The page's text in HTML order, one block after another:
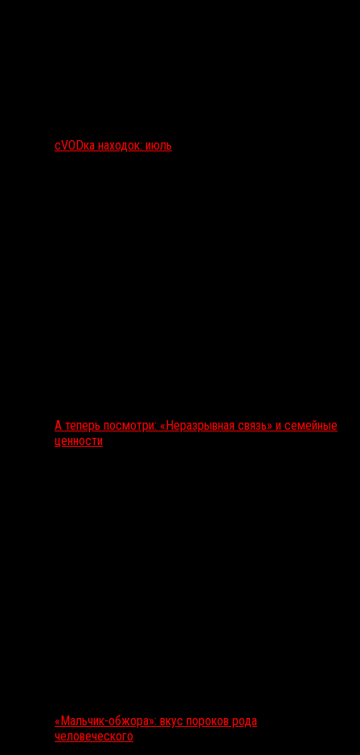
сVODка находок: июль
А теперь посмотри: «Неразрывная связь» и семейные
ценности
«Мальчик-обжора»: вкус пороков рода
человеческого